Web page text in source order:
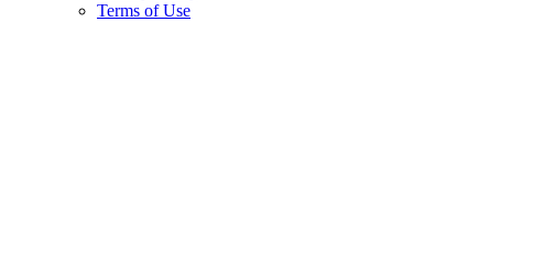
Terms of Use